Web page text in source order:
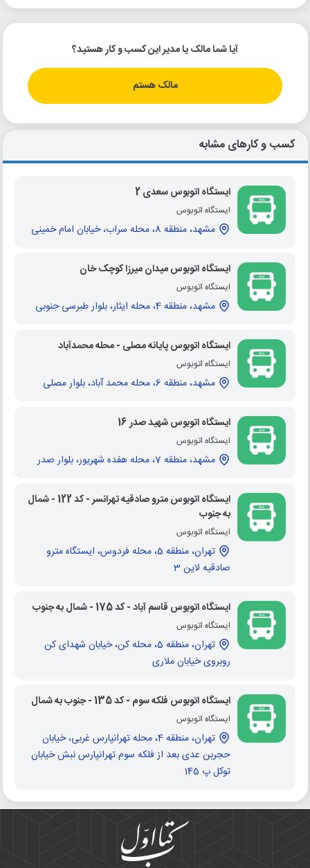
آیا شما مالک یا مدیر این کسب و کار هستید؟
مالک هستم
کسب و کارهای مشابه
ایستگاه اتوبوس سعدی 2
ایستگاه اتوبوس
مشهد، منطقه 8، محله سراب، خیابان امام خمینی
ایستگاه اتوبوس میدان میرزا کوچک خان
ایستگاه اتوبوس
مشهد، منطقه 4، محله ایثار، بلوار طبرسی جنوبی
ایستگاه اتوبوس پایانه مصلی - محله محمدآباد
ایستگاه اتوبوس
مشهد، منطقه 6، محله محمد آباد، بلوار مصلی
ایستگاه اتوبوس شهید صدر 16
ایستگاه اتوبوس
مشهد، منطقه 7، محله هفده شهریور، بلوار صدر
ایستگاه اتوبوس مترو صادقیه تهرانسر - کد 122 - شمال
به جنوب
ایستگاه اتوبوس
تهران، منطقه 5، محله فردوس، ایستگاه مترو
صادقیه لاین 3
ایستگاه اتوبوس قاسم آباد - کد 175 - شمال به جنوب
ایستگاه اتوبوس
تهران، منطقه 5، محله کن، خیابان شهدای کن
روبروی خیابان ملاری
ایستگاه اتوبوس فلکه سوم - کد 135 - جنوب به شمال
ایستگاه اتوبوس
تهران، منطقه 4، محله تهرانپارس غربی، خیابان
حجربن عدی بعد از فلکه سوم تهرانپارس نبش خیابان
توکل پ 145